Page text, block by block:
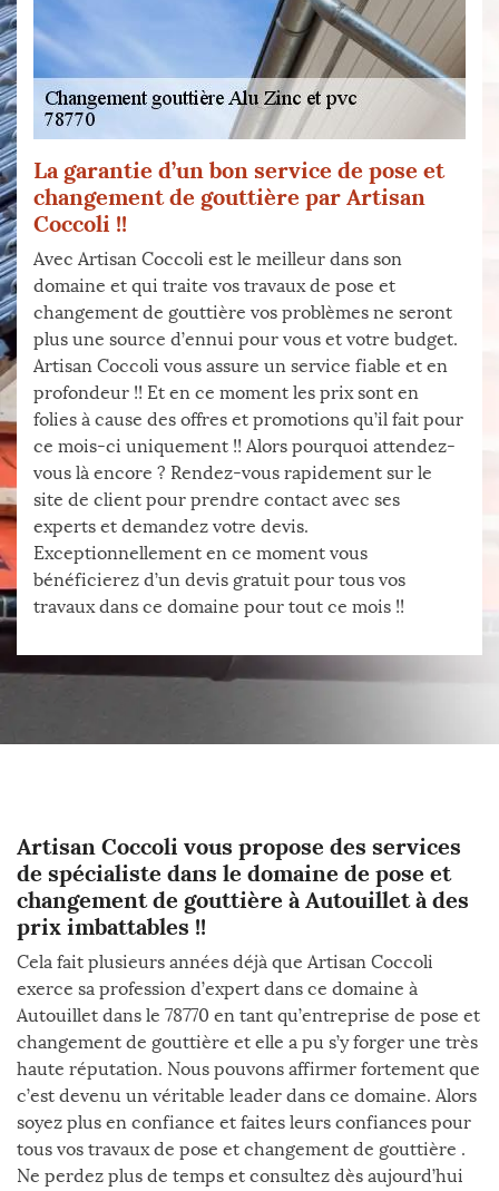
La garantie d’un bon service de pose et
changement de gouttière par Artisan
Coccoli !!
Avec Artisan Coccoli est le meilleur dans son
domaine et qui traite vos travaux de pose et
changement de gouttière vos problèmes ne seront
plus une source d’ennui pour vous et votre budget.
Artisan Coccoli vous assure un service fiable et en
profondeur !! Et en ce moment les prix sont en
folies à cause des offres et promotions qu’il fait pour
ce mois-ci uniquement !! Alors pourquoi attendez-
vous là encore ? Rendez-vous rapidement sur le
site de client pour prendre contact avec ses
experts et demandez votre devis.
Exceptionnellement en ce moment vous
bénéficierez d’un devis gratuit pour tous vos
travaux dans ce domaine pour tout ce mois !!
Artisan Coccoli vous propose des services
de spécialiste dans le domaine de pose et
changement de gouttière à Autouillet à des
prix imbattables !!
Cela fait plusieurs années déjà que Artisan Coccoli
exerce sa profession d’expert dans ce domaine à
Autouillet dans le 78770 en tant qu’entreprise de pose et
changement de gouttière et elle a pu s’y forger une très
haute réputation. Nous pouvons affirmer fortement que
c’est devenu un véritable leader dans ce domaine. Alors
soyez plus en confiance et faites leurs confiances pour
tous vos travaux de pose et changement de gouttière .
Ne perdez plus de temps et consultez dès aujourd’hui